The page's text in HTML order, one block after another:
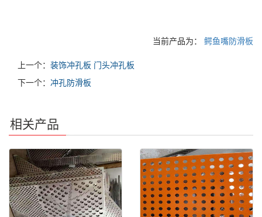
当前产品为： 鳄鱼嘴防滑板
上一个： 装饰冲孔板 门头冲孔板
下一个： 冲孔防滑板
相关产品